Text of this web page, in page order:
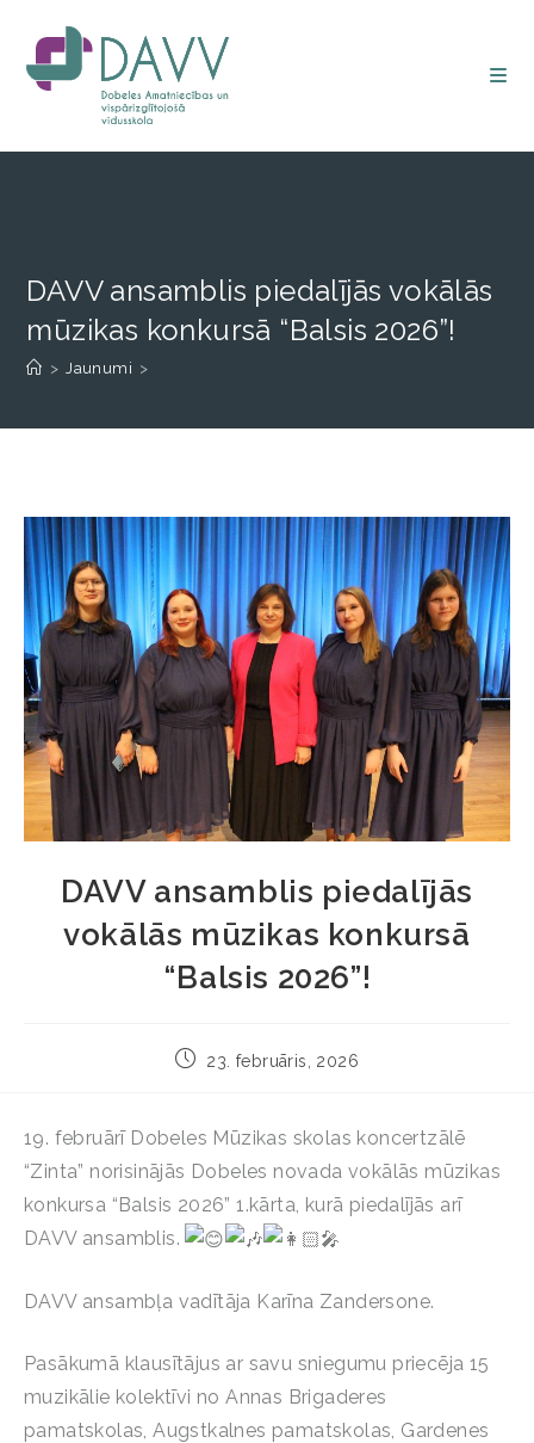
DAVV ansamblis piedalījās vokālās
mūzikas konkursā “Balsis 2026”!
> Jaunumi >
DAVV ansamblis piedalījās
vokālās mūzikas konkursā
“Balsis 2026”!
23. februāris, 2026
19. februārī Dobeles Mūzikas skolas koncertzālē
“Zinta” norisinājās Dobeles novada vokālās mūzikas
konkursa “Balsis 2026” 1.kārta, kurā piedalījās arī
DAVV ansamblis.
DAVV ansambļa vadītāja Karīna Zandersone.
Pasākumā klausītājus ar savu sniegumu priecēja 15
muzikālie kolektīvi no Annas Brigaderes
pamatskolas, Augstkalnes pamatskolas, Gardenes